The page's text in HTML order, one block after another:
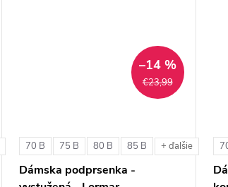
€23,99
–14 %
70 B 75 B 80 B 85 B + ďalšie
Dámska podprsenka -